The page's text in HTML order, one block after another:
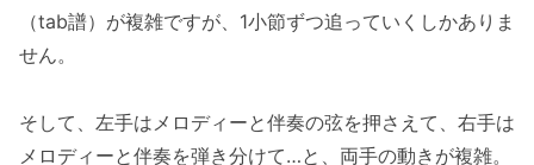
（tab譜）が複雑ですが、1小節ずつ追っていくしかありま
せん。
そして、左手はメロディーと伴奏の弦を押さえて、右手は
メロディーと伴奏を弾き分けて…と、両手の動きが複雑。